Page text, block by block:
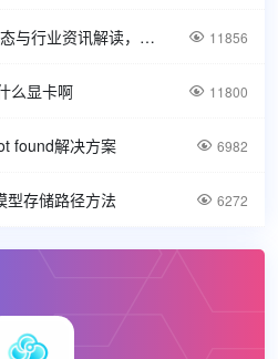
边缘计算：最新发展动态与行业资讯解读，洞悉技术前沿引领未来。  11856
么显卡啊  11800
found解决方案  6982
型存储路径方法  6272